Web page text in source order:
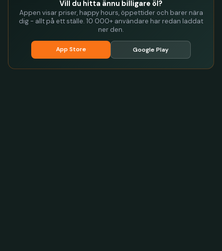
Vill du hitta ännu billigare öl?
Appen visar priser, happy hours, öppettider och barer nära
dig - allt på ett ställe. 10 000+ användare har redan laddat
ner den.
App Store Google Play